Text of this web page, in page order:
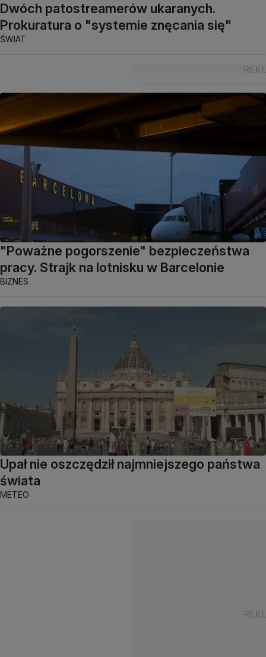
Dwóch patostreamerów ukaranych.
Prokuratura o "systemie znęcania się"
ŚWIAT
"Poważne pogorszenie" bezpieczeństwa
pracy. Strajk na lotnisku w Barcelonie
BIZNES
Upał nie oszczędził najmniejszego państwa
świata
METEO